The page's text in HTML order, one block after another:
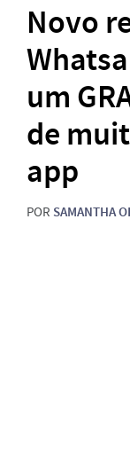
Novo
um
de
app
POR SAMANTHA